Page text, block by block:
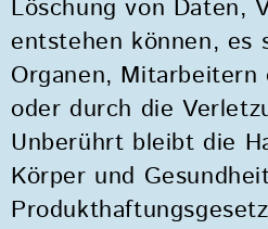
Löschung von Daten,
entstehen können, es
Organen,
oder durch die
Unberührt bleibt die
Körper und